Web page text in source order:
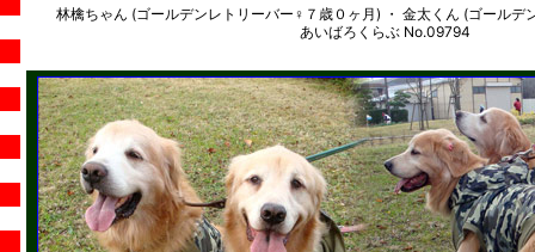
林檎ちゃん (ゴールデンレトリーバー♀７歳０ヶ月) ・ 金太くん (ゴールデ
あいばろくらぶ No.09794